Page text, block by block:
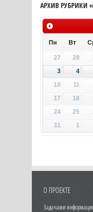
АРХИВ РУБРИКИ
Пн Вт
27 28
3
4
10
11
17
18
24
25
31
1
О ПРОЕКТЕ
Задачами